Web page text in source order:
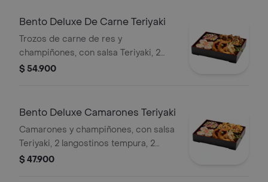
Bento Deluxe De Carne Teriyaki
Trozos de carne de res y
champiñones, con salsa Teriyaki, 2
langostinos, 2 gyozas, coleslaw
$ 54.900
Bento Deluxe Camarones Teriyaki
Camarones y champiñones, con salsa
Teriyaki, 2 langostinos tempura, 2
gyozas, coleslaw japonés, 4 bocados
$ 47.900